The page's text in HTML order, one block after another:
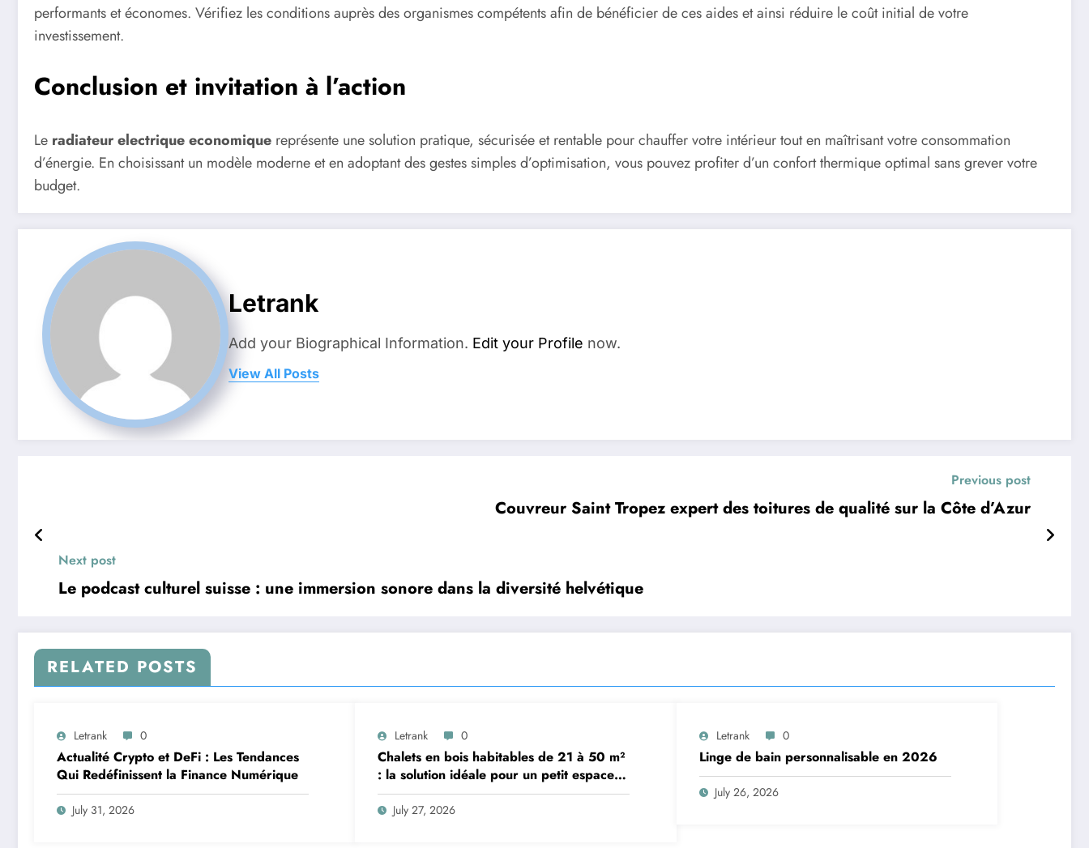
performants et économes. Vérifiez les conditions auprès des organismes compétents afin de bénéficier de ces aides et ainsi réduire le coût initial de votre
investissement.
Conclusion et invitation à l’action
Le radiateur electrique economique représente une solution pratique, sécurisée et rentable pour chauffer votre intérieur tout en maîtrisant votre consommation
d’énergie. En choisissant un modèle moderne et en adoptant des gestes simples d’optimisation, vous pouvez profiter d’un confort thermique optimal sans grever votre
budget.
Letrank
Add your Biographical Information. Edit your Profile now.
View All Posts
Previous post
Couvreur Saint Tropez expert des toitures de qualité sur la Côte d’Azur
Next post
Le podcast culturel suisse : une immersion sonore dans la diversité helvétique
RELATED POSTS
Letrank 0
Actualité Crypto et DeFi : Les Tendances
Qui Redéfinissent la Finance Numérique
July 31, 2026
Letrank 0
Chalets en bois habitables de 21 à 50 m²
: la solution idéale pour un petit espace
de vie
July 27, 2026
Letrank 0
Linge de bain personnalisable en 2026
July 26, 2026